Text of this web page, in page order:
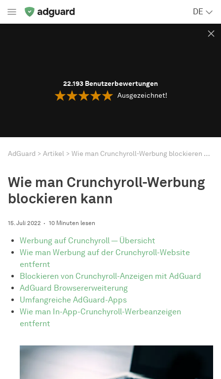
DE
22.193 Benutzerbewertungen
Ausgezeichnet!
AdGuard Artikel Wie man Crunchyroll-Werbung blockieren kann
Wie man Crunchyroll-Werbung
blockieren kann
15. Juli 2022 10 Minuten lesen
Werbung auf Crunchyroll — Übersicht
Wie man Werbung auf der Crunchyroll-Website
entfernt
Blockieren von Crunchyroll-Anzeigen mit AdGuard
AdGuard Browsererweiterung
Umfangreiche AdGuard-Apps
Wie man In-App-Crunchyroll-Werbeanzeigen
entfernt